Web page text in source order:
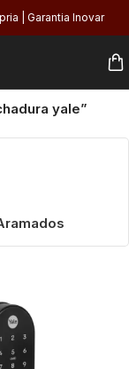
| Garantia Inovar
yale”